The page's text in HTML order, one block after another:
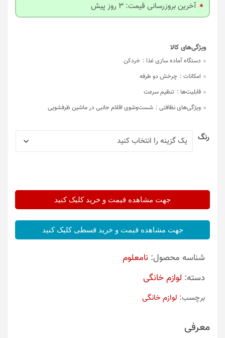
آخرین بروزرسانی قیمت: 3 روز پیش
دستگاه آماده سازی غذا : خردکن
امکانات : چرخش دو طرفه
قابلیت‌ها : تنظیم سرعت
ویژگی‌های نظافتی : شست‌وشوی اقلام جانبی در ماشین ظرفشویی
رنگ
جهت مشاهده قیمت و خرید کلیک کنید
جهت مشاهده قیمت و خرید قسطی کلیک کنید
شناسه محصول: نامعلوم
دسته: لوازم خانگی
برچسب: لوازم خانگی
معرفی